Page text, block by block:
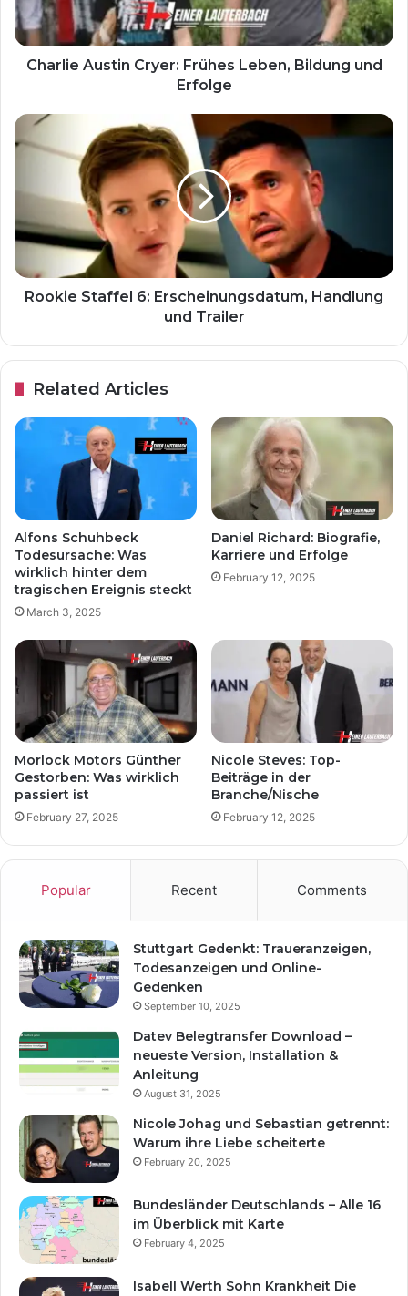
Charlie Austin Cryer: Frühes Leben, Bildung und
Erfolge
Rookie Staffel 6: Erscheinungsdatum, Handlung
und Trailer
Related Articles
Alfons Schuhbeck
Todesursache: Was
wirklich hinter dem
tragischen Ereignis steckt
March 3, 2025
Daniel Richard: Biografie,
Karriere und Erfolge
February 12, 2025
Morlock Motors Günther
Gestorben: Was wirklich
passiert ist
February 27, 2025
Nicole Steves: Top-
Beiträge in der
Branche/Nische
February 12, 2025
Popular Recent Comments
Stuttgart Gedenkt: Traueranzeigen,
Todesanzeigen und Online-
Gedenken
September 10, 2025
Datev Belegtransfer Download –
neueste Version, Installation &
Anleitung
August 31, 2025
Nicole Johag und Sebastian getrennt:
Warum ihre Liebe scheiterte
February 20, 2025
Bundesländer Deutschlands – Alle 16
im Überblick mit Karte
February 4, 2025
Isabell Werth Sohn Krankheit Die